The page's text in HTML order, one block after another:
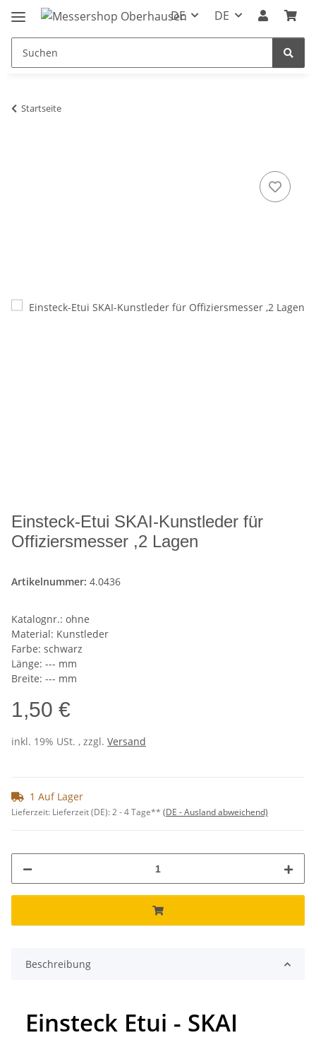
DE DE
Startseite
Einsteck-Etui SKAI-Kunstleder für
Offiziersmesser ,2 Lagen
Artikelnummer: 4.0436
Katalognr.: ohne
Material: Kunstleder
Farbe: schwarz
Länge: --- mm
Breite: --- mm
1,50 €
inkl. 19% USt. , zzgl. Versand
1 Auf Lager
Lieferzeit: Lieferzeit (DE): 2 - 4 Tage** (DE - Ausland abweichend)
Beschreibung
Einsteck Etui - SKAI